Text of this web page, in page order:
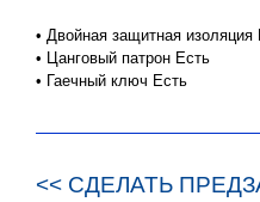
• Двойная защитная изоляция
• Цанговый патрон Есть
• Гаечный ключ Есть
<< СДЕЛАТЬ